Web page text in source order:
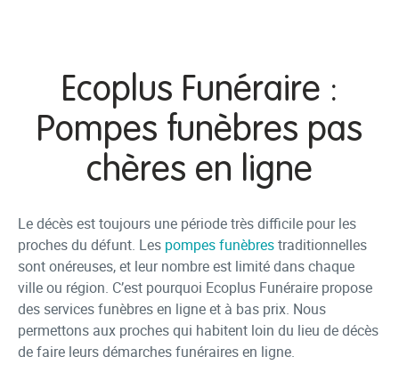
Ecoplus Funéraire :
Pompes funèbres pas
chères en ligne
Le décès est toujours une période très difficile pour les
proches du défunt. Les pompes funèbrestraditionnelles
sont onéreuses, et leur nombre est limité dans chaque
ville ou région. C’est pourquoi Ecoplus Funéraire propose
des services funèbres en ligne et à bas prix. Nous
permettons aux proches qui habitent loin du lieu de décès
de faire leurs démarches funéraires en ligne.